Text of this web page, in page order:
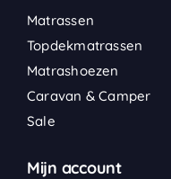
Matrassen
Topdekmatrassen
Matrashoezen
Caravan & Camper
Sale
Mijn account